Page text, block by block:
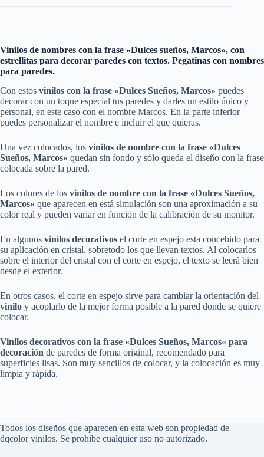
Vinilos de nombres con la frase «Dulces sueños, Marcos», con
estrellitas para decorar paredes con textos. Pegatinas con nombres
para paredes.
Con estos vinilos con la frase «Dulces Sueños, Marcos» puedes
decorar con un toque especial tus paredes y darles un estilo único y
personal, en este caso con el nombre Marcos. En la parte inferior
puedes personalizar el nombre e incluir el que quieras.
Una vez colocados, los vinilos de nombre con la frase «Dulces
Sueños, Marcos« quedan sin fondo y sólo queda el diseño con la frase
colocada sobre la pared.
Los colores de los vinilos de nombre con la frase «Dulces Sueños,
Marcos« que aparecen en está simulación son una aproximación a su
color real y pueden variar en función de la calibración de su monitor.
En algunos vinilos decorativos el corte en espejo esta concebido para
su aplicación en cristal, sobretodo los que llevan textos. Al colocarlos
sobre el interior del cristal con el corte en espejo, el texto se leerá bien
desde el exterior.
En otros casos, el corte en espejo sirve para cambiar la orientación del
vinilo y acoplarlo de la mejor forma posible a la pared donde se quiere
colocar.
Vinilos decorativos con la frase «Dulces Sueños, Marcos« para
decoración de paredes de forma original, recomendado para
superficies lisas. Son muy sencillos de colocar, y la colocación es muy
limpia y rápida.
Todos los diseños que aparecen en esta web son propiedad de
dqcolor vinilos. Se prohibe cualquier uso no autorizado.